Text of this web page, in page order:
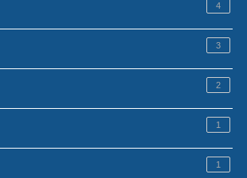
4
3
2
1
1